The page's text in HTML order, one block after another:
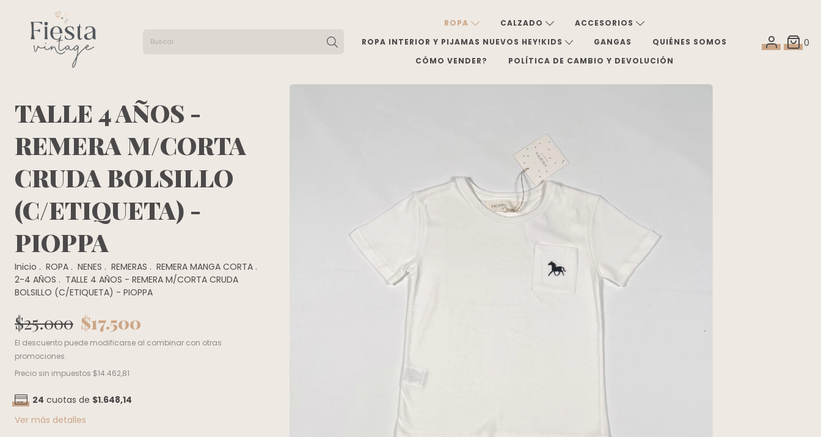
ROPA CALZADO
ACCESORIOS
ROPA INTERIOR Y PIJAMAS NUEVOS HEY!KIDS
GANGAS
QUIÉNES SOMOS
CÓMO VENDER?
POLÍTICA DE CAMBIO Y DEVOLUCIÓN
0
TALLE 4 AÑOS -
REMERA M/CORTA
CRUDA BOLSILLO
(C/ETIQUETA) -
PIOPPA
Inicio . ROPA . NENES . REMERAS . REMERA MANGA CORTA .
2-4 AÑOS . TALLE 4 AÑOS - REMERA M/CORTA CRUDA
BOLSILLO (C/ETIQUETA) - PIOPPA
$25.000 $17.500
El descuento puede modificarse al combinar con otras
promociones.
Precio sin impuestos $14.462,81
24 cuotas de $1.648,14
Ver más detalles